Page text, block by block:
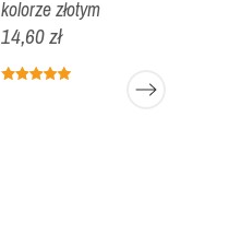
kolorze złotym
14,60 zł